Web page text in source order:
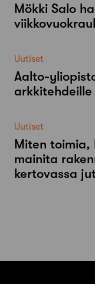
Mökki Salo
Uutiset
Aalto-​
arkkitehdeille
Uutiset
Miten toimia,
mainita
kertovassa